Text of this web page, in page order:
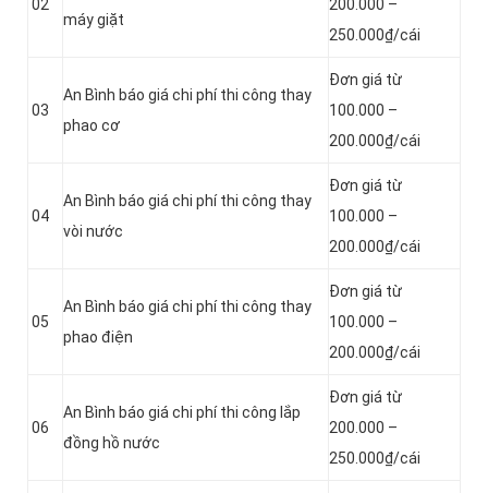
02
máy giặt
200.000 –
250.000₫/cái
03
An Bình báo giá chi phí thi công thay
phao cơ
Đơn giá từ
100.000 –
200.000₫/cái
04
An Bình báo giá chi phí thi công thay
vòi nước
Đơn giá từ
100.000 –
200.000₫/cái
05
An Bình báo giá chi phí thi công thay
phao điện
Đơn giá từ
100.000 –
200.000₫/cái
06
An Bình báo giá chi phí thi công lắp
đồng hồ nước
Đơn giá từ
200.000 –
250.000₫/cái